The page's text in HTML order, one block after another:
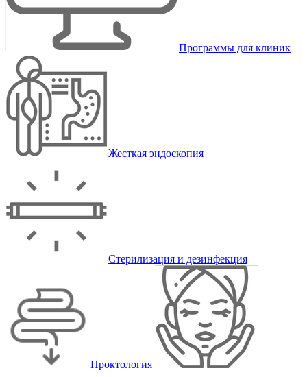
Программы для клиник
Жесткая эндоскопия
Стерилизация и дезинфекция
Проктология